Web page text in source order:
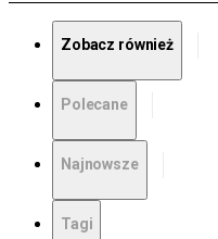
Zobacz również
Polecane
Najnowsze
Tagi